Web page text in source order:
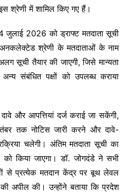
श्रेणी में शामिल किए गए हैं।
जुलाई 2026 को ड्राफ्ट मतदाता सूची
अनकलेक्टेड श्रेणी के मतदाताओं के नाम
सूची तैयार की जाएगी, जिसे मान्यता
संबंधित पक्षों को उपलब्ध कराया
और आपत्तियां दर्ज कराई जा सकेंगी,
तक नोटिस जारी करने और दावे-
चलेगी। अंतिम मतदाता सूची का
किया जाएगा। डॉ. जोगदंडे ने सभी
से प्रत्येक मतदान केंद्र पर बूथ लेवल
अपील की। उन्होंने बताया कि प्रदेश